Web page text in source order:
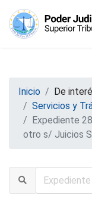
Inicio
De
Servicios y
Expediente
otro s/ Juicios